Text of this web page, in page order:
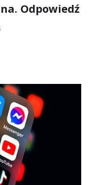
Odpowiedź